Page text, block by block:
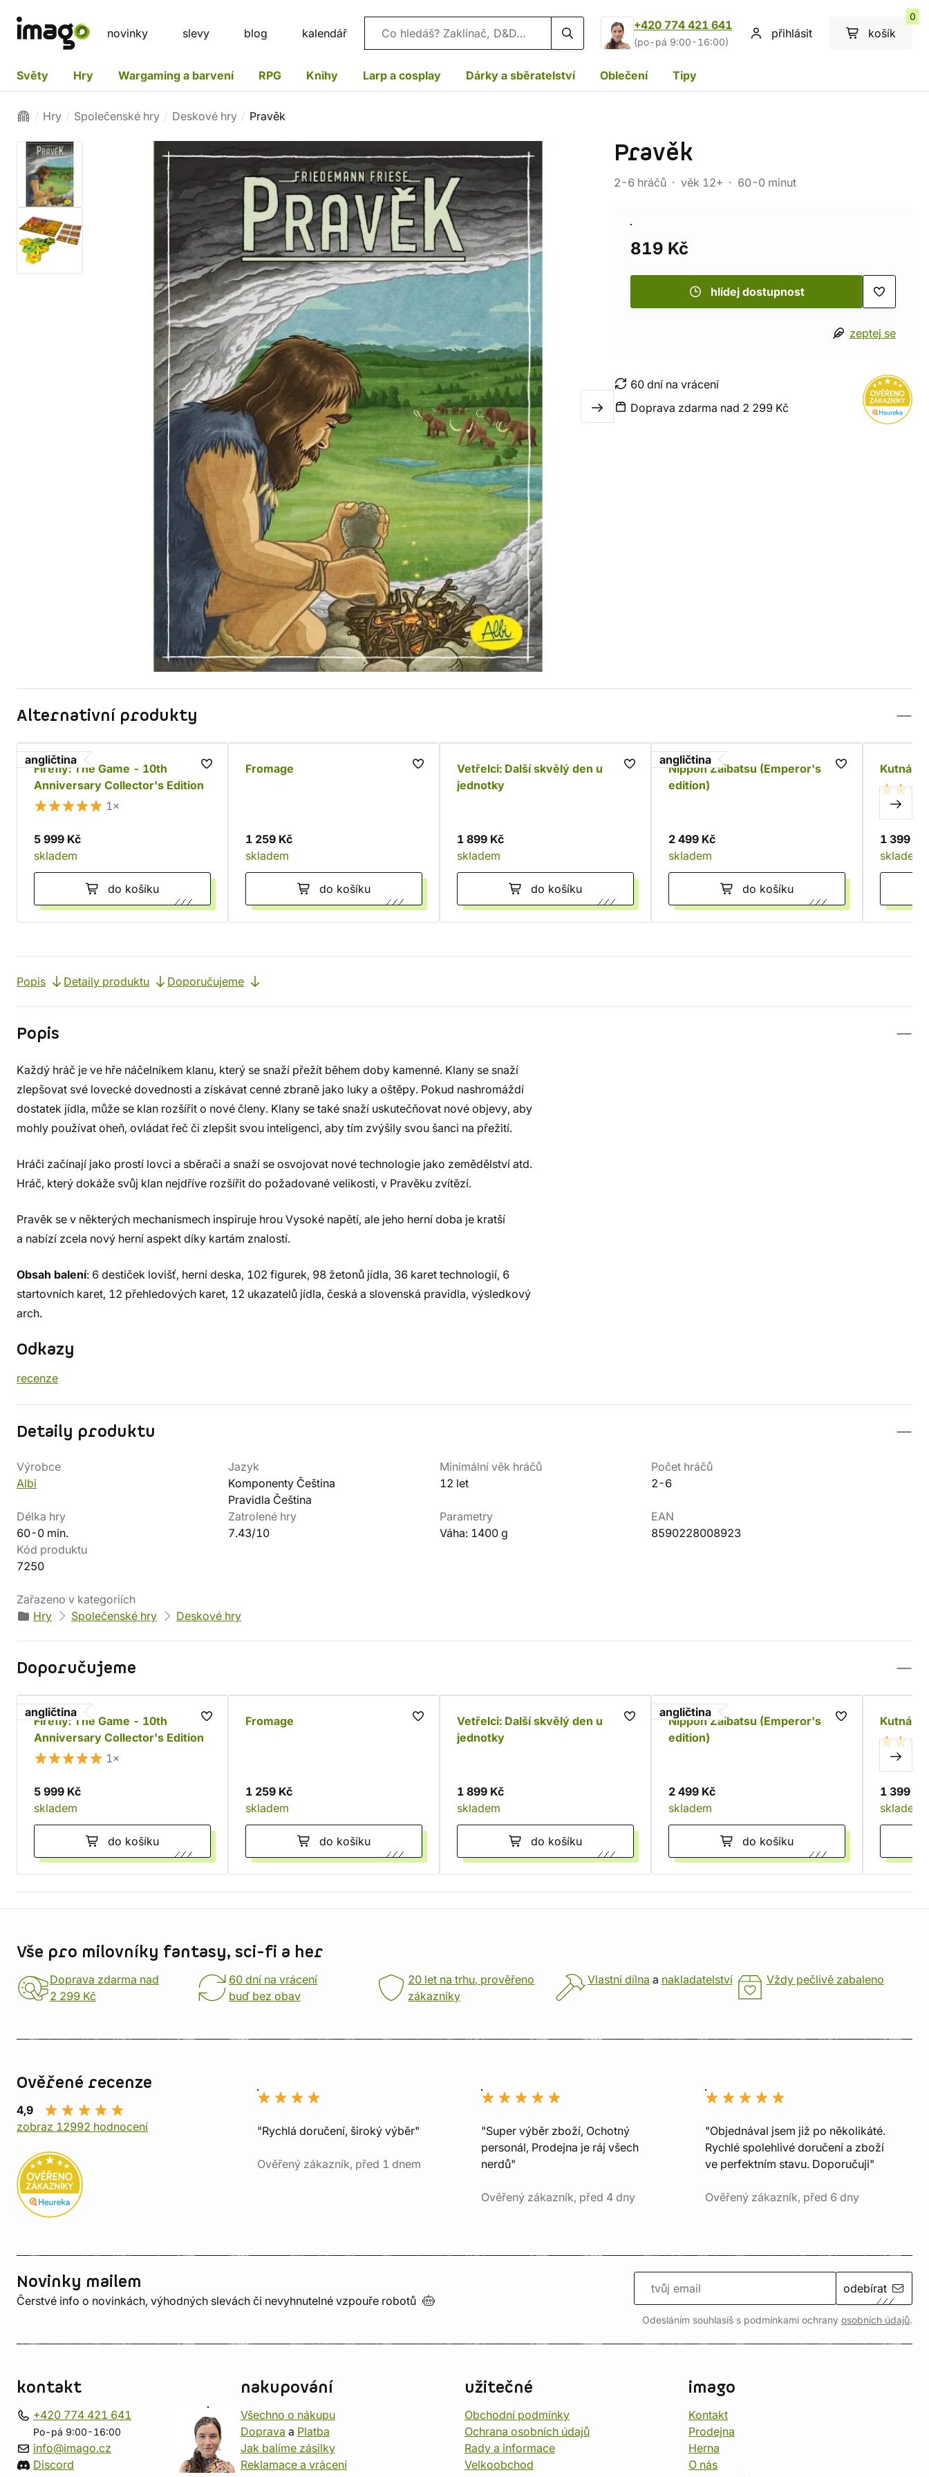
novinky slevy blog kalendář Vyhledávání
+420 774 421 641
(po-pá 9:00-16:00)
přihlásit košík
0
Světy Hry Wargaming a barvení RPG Knihy Larp a cosplay Dárky a sběratelství Oblečení Tipy
Hry Společenské hry Deskové hry Pravěk
Pravěk
2-6 hráčů věk 12+ 60-0 minut
819 Kč
hlídej dostupnost
zeptej se
60 dní na vrácení
Doprava zdarma nad 2 299 Kč
Alternativní produkty
angličtina
Firefly: The Game - 10th
Anniversary Collector's Edition
1×
5 999 Kč
skladem
do košíku
Fromage
1 259 Kč
skladem
do košíku
Vetřelci: Další skvělý den u
jednotky
1 899 Kč
skladem
do košíku
angličtina
Nippon Zaibatsu (Emperor's
edition)
2 499 Kč
skladem
do košíku
Kutná
1 399 Kč
skladem
Popis Detaily produktu Doporučujeme
Popis
Každý hráč je ve hře náčelníkem klanu, který se snaží přežít během doby kamenné. Klany se snaží
zlepšovat své lovecké dovednosti a získávat cenné zbraně jako luky a oštěpy. Pokud nashromáždí
dostatek jídla, může se klan rozšířit o nové členy. Klany se také snaží uskutečňovat nové objevy, aby
mohly používat oheň, ovládat řeč či zlepšit svou inteligenci, aby tím zvýšily svou šanci na přežití.
Hráči začínají jako prostí lovci a sběrači a snaží se osvojovat nové technologie jako zemědělství atd.
Hráč, který dokáže svůj klan nejdříve rozšířit do požadované velikosti, v Pravěku zvítězí.
Pravěk se v některých mechanismech inspiruje hrou Vysoké napětí, ale jeho herní doba je kratší
a nabízí zcela nový herní aspekt díky kartám znalostí.
Obsah balení: 6 destiček lovišť, herní deska, 102 figurek, 98 žetonů jídla, 36 karet technologií, 6
startovních karet, 12 přehledových karet, 12 ukazatelů jídla, česká a slovenská pravidla, výsledkový
arch.
Odkazy
recenze
Detaily produktu
Výrobce
Albi
Jazyk
Komponenty Čeština
Pravidla Čeština
Minimální věk hráčů
12 let
Počet hráčů
2-6
Délka hry
60-0 min.
Zatrolené hry
7.43/10
Parametry
Váha: 1400 g
EAN
8590228008923
Kód produktu
7250
Zařazeno v kategoriích
Hry
Společenské hry Deskové hry
Doporučujeme
angličtina
Firefly: The Game - 10th
Anniversary Collector's Edition
1×
5 999 Kč
skladem
do košíku
Fromage
1 259 Kč
skladem
do košíku
Vetřelci: Další skvělý den u
jednotky
1 899 Kč
skladem
do košíku
angličtina
Nippon Zaibatsu (Emperor's
edition)
2 499 Kč
skladem
do košíku
Kutná
1 399 Kč
skladem
Vše pro milovníky fantasy, sci-fi a her
Doprava zdarma nad
2 299 Kč
60 dní na vrácení
buď bez obav
20 let na trhu, prověřeno
zákazníky
Vlastní dílna a nakladatelství Vždy pečlivě zabaleno
Ověřené recenze
4,9
zobraz 12992 hodnocení
"Rychlá doručení, široký výběr"
Ověřený zákazník, před 1 dnem
"Super výběr zboží, Ochotný
personál, Prodejna je ráj všech
nerdů"
Ověřený zákazník, před 4 dny
"Objednával jsem již po několikáté.
Rychlé spolehlivé doručení a zboží
ve perfektním stavu. Doporučuji"
Ověřený zákazník, před 6 dny
Novinky mailem
Čerstvé info o novinkách, výhodných slevách či nevyhnutelné vzpouře robotů
odebírat
Odesláním souhlasíš s podmínkami ochrany osobních údajů.
kontakt
+420 774 421 641
Po-pá 9:00-16:00
info@imago.cz
Discord
nakupování
Všechno o nákupu
Doprava a Platba
Jak balíme zásilky
Reklamace a vrácení
užitečné
Obchodní podmínky
Ochrana osobních údajů
Rady a informace
Velkoobchod
imago
Kontakt
Prodejna
Herna
O nás